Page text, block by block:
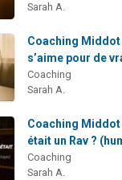
Sarah A.
Coaching Middot
s’aime pour de
Coaching
Sarah A.
Coaching Middot
était un Rav ?
Coaching
Sarah A.